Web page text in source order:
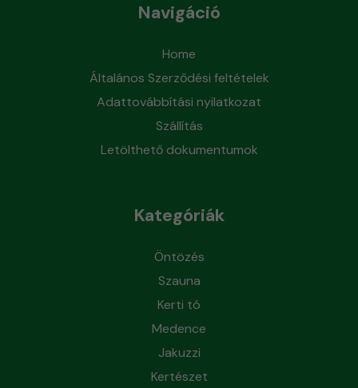
Navigáció
Home
Általános Szerződési feltételek
Adattovábbítási nyilatkozat
Szállítás
Letölthető dokumentumok
Kategóriák
Öntözés
Szauna
Kerti tó
Medence
Jakuzzi
Kertészet